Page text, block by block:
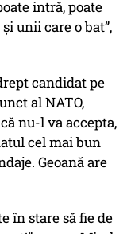
intră, poate
unii care o bat”,
candidat pe
al NATO,
nu-l va accepta,
cel mai bun
Geoană are
în stare să fie de